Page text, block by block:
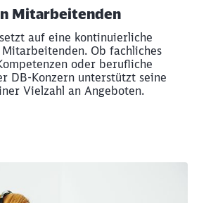
Mitarbeitenden
auf eine kontinuierliche
Ob fachliches
oder berufliche
DB-Konzern unterstützt seine
Vielzahl an Angeboten.
Schließen
zu